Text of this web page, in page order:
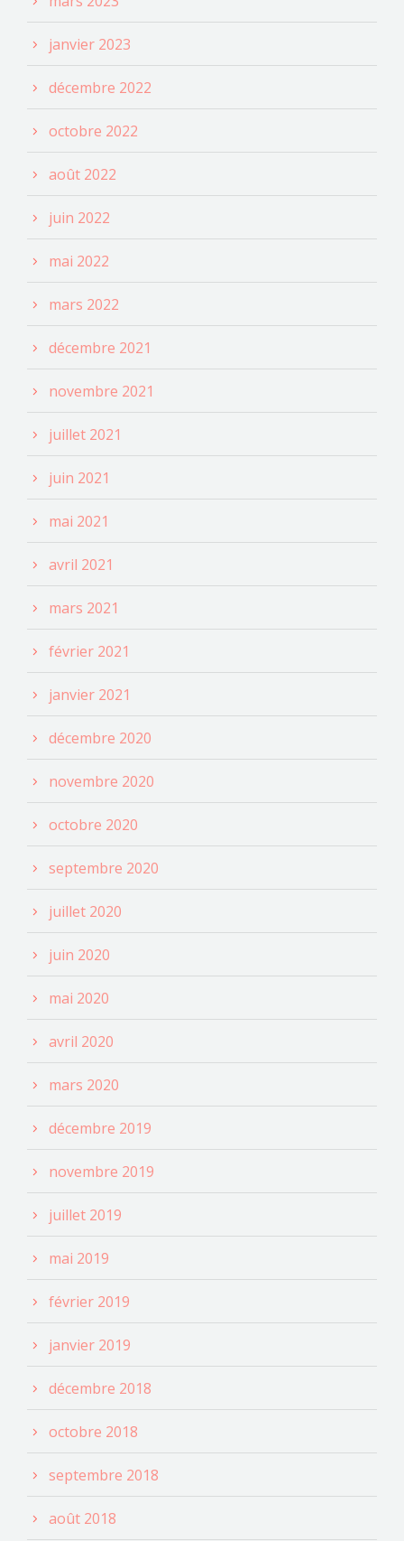
janvier 2023
décembre 2022
octobre 2022
août 2022
juin 2022
mai 2022
mars 2022
décembre 2021
novembre 2021
juillet 2021
juin 2021
mai 2021
avril 2021
mars 2021
février 2021
janvier 2021
décembre 2020
novembre 2020
octobre 2020
septembre 2020
juillet 2020
juin 2020
mai 2020
avril 2020
mars 2020
décembre 2019
novembre 2019
juillet 2019
mai 2019
février 2019
janvier 2019
décembre 2018
octobre 2018
septembre 2018
août 2018